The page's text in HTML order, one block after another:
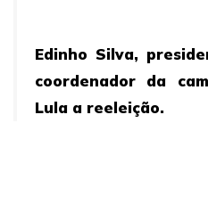
Edinho Silva,
coordenador da
Lula a reeleição.